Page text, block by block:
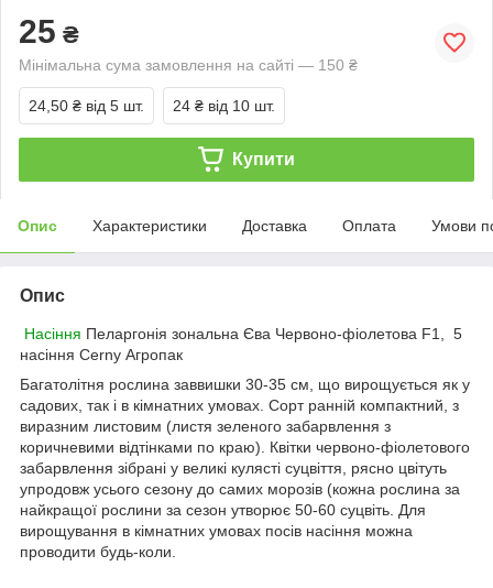
25 ₴
Мінімальна сума замовлення на сайті — 150 ₴
24,50 ₴ від 5 шт. 24 ₴ від 10 шт.
Купити
Опис Характеристики Доставка Оплата Умови
Опис
Насіння Пеларгонія зональна Єва Червоно-фіолетова F1, 5
насіння Cerny Агропак
Багатолітня рослина заввишки 30-35 см, що вирощується як у
садових, так і в кімнатних умовах. Сорт ранній компактний, з
виразним листовим (листя зеленого забарвлення з
коричневими відтінками по краю). Квітки червоно-фіолетового
забарвлення зібрані у великі кулясті суцвіття, рясно цвітуть
упродовж усього сезону до самих морозів (кожна рослина за
найкращої рослини за сезон утворює 50-60 суцвіть. Для
вирощування в кімнатних умовах посів насіння можна
проводити будь-коли.